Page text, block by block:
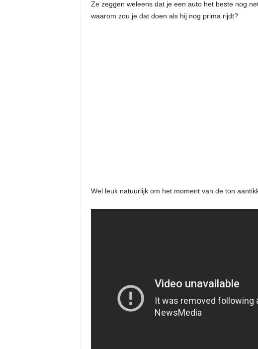
Ze zeggen weleens dat je een auto het beste nog
waarom zou je dat doen als hij nog prima rijdt?
Wel leuk natuurlijk om het moment van de ton